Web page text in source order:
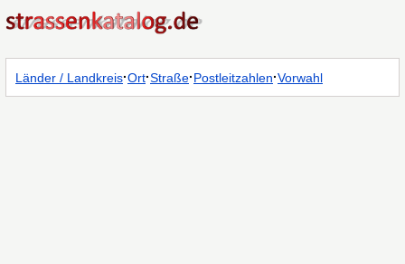
Länder / Landkreis·Ort·Straße·Postleitzahlen·Vorwahl